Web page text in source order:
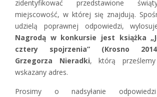
zidentyfikować przedstawione
miejscowość, w której się znajdują.
udzielą poprawnej odpowiedzi,
Nagrodą w konkursie jest książka
cztery spojrzenia” (Krosno
Grzegorza Nieradki, którą
wskazany adres.
Prosimy o nadsyłanie